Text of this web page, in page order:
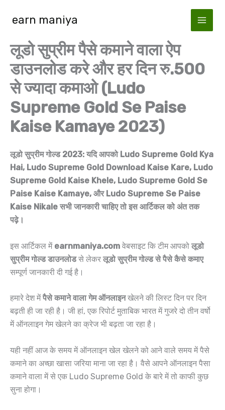
earn maniya
लूडो सुप्रीम पैसे कमाने वाला ऐप
डाउनलोड करे और हर दिन रु.500
से ज्यादा कमाओ (Ludo
Supreme Gold Se Paise
Kaise Kamaye 2023)
लूडो सुप्रीम गोल्ड 2023: यदि आपको Ludo Supreme Gold Kya
Hai, Ludo Supreme Gold Download Kaise Kare, Ludo
Supreme Gold Kaise Khele, Ludo Supreme Gold Se
Paise Kaise Kamaye, और Ludo Supreme Se Paise
Kaise Nikale सभी जानकारी चाहिए तो इस आर्टिकल को अंत तक
पढ़े।
इस आर्टिकल में earnmaniya.com वेबसाइट कि टीम आपको लूडो
सुप्रीम गोल्ड डाउनलोडसे लेकर लूडो सुप्रीम गोल्ड से पैसे कैसे कमाए
सम्पूर्ण जानकारी दी गई है।
हमारे देश मेंपैसे कमाने वाला गेम ऑनलाइनखेलने की लिस्ट दिन पर दिन
बढ़ती ही जा रही है। जी हां, एक रिपोर्ट मुताबिक भारत में गुजरे दो तीन वर्षो
में ऑनलाइन गेम खेलने का क्रेज भी बढ़ता जा रहा है।
यही नहीं आज के समय में ऑनलाइन खेल खेलने को आने वाले समय में पैसे
कमाने का अच्छा खासा जरिया माना जा रहा है। वैसे आपने ऑनलाइन पैसा
कमाने वाला में से एक Ludo Supreme Gold के बारे में तो काफी कुछ
सुना होगा।